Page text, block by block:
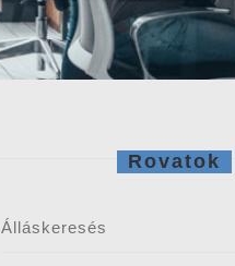
Rovatok
Álláskeresés